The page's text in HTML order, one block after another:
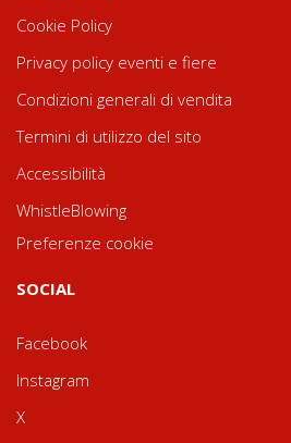
Cookie Policy
Privacy policy eventi e fiere
Condizioni generali di vendita
Termini di utilizzo del sito
Accessibilità
WhistleBlowing
Preferenze cookie
SOCIAL
Facebook
Instagram
X